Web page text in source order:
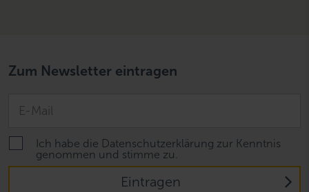
Zum Newsletter eintragen
Ich habe die Datenschutzerklärung zur Kenntnis
genommen und stimme zu.
Eintragen